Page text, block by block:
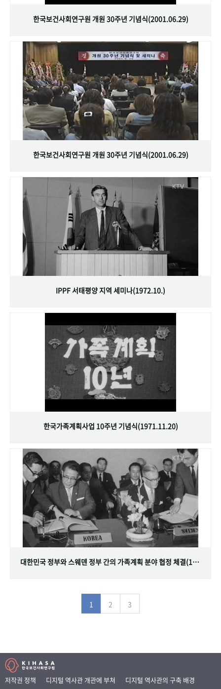
한국보건사회연구원 개원 30주년 기념식(2001.06.29)
한국보건사회연구원 개원 30주년 기념식(2001.06.29)
IPPF 서태평양 지역 세미나(1972.10.)
한국가족계획사업 10주년 기념식(1971.11.20)
대한민국 정부와 스웨덴 정부 간의 가족계획 분야 협정 체결(1968.07.12)
1 2 3
저작권 정책 디지털 역사관 개관에 부쳐
디지털 역사관의 구축 배경